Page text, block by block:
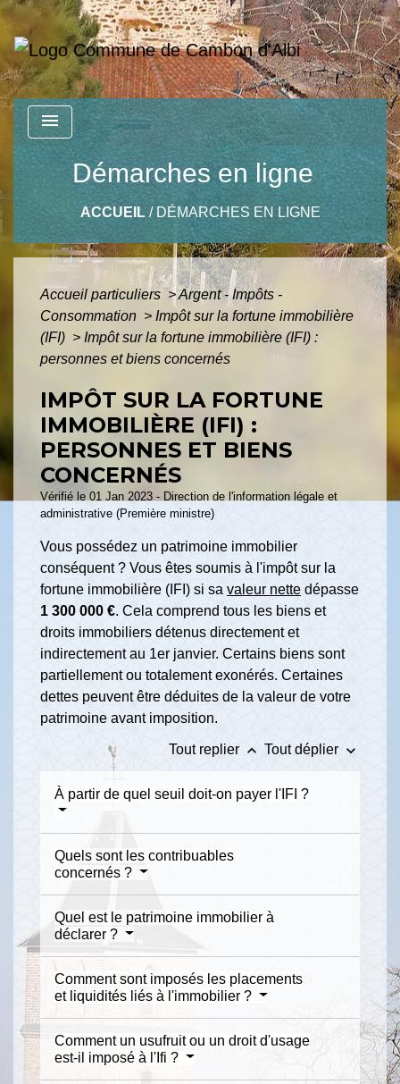
menu
Démarches en ligne
ACCUEIL/ DÉMARCHES EN LIGNE
Accueil particuliers >Argent - Impôts -
Consommation > Impôt sur la fortune immobilière
(IFI) > Impôt sur la fortune immobilière (IFI) :
personnes et biens concernés
IMPÔT SUR LA FORTUNE
IMMOBILIÈRE (IFI) :
PERSONNES ET BIENS
CONCERNÉS
Vérifié le 01 Jan 2023 - Direction de l'information légale et
administrative (Première ministre)
Vous possédez un patrimoine immobilier
conséquent ? Vous êtes soumis à l'impôt sur la
fortune immobilière (IFI) si sa valeur nette dépasse
1 300 000 €. Cela comprend tous les biens et
droits immobiliers détenus directement et
indirectement au 1er janvier. Certains biens sont
partiellement ou totalement exonérés. Certaines
dettes peuvent être déduites de la valeur de votre
patrimoine avant imposition.
Tout replier keyboard_arrow_up Tout déplier keyboard_arrow_down
À partir de quel seuil doit-on payer l'IFI ?
Quels sont les contribuables
concernés ?
Quel est le patrimoine immobilier à
déclarer ?
Comment sont imposés les placements
et liquidités liés à l'immobilier ?
Comment un usufruit ou un droit d'usage
est-il imposé à l'Ifi ?